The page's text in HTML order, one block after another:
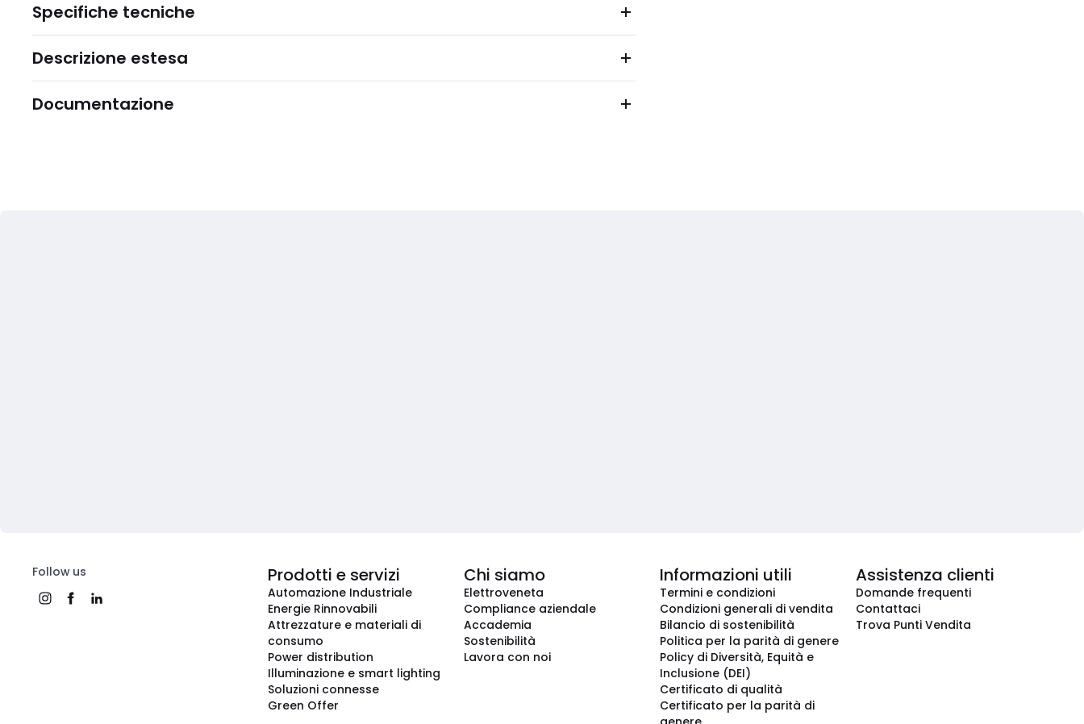
Specifiche tecniche
Descrizione estesa
Documentazione
Follow us Prodotti e servizi
Automazione Industriale
Energie Rinnovabili
Attrezzature e materiali di
consumo
Power distribution
Illuminazione e smart lighting
Soluzioni connesse
Green Offer
Chi siamo
Elettroveneta
Compliance aziendale
Accademia
Sostenibilità
Lavora con noi
Informazioni utili
Termini e condizioni
Condizioni generali di vendita
Bilancio di sostenibilità
Politica per la parità di genere
Policy di Diversità, Equità e
Inclusione (DEI)
Certificato di qualità
Certificato per la parità di
Assistenza clienti
Domande frequenti
Contattaci
Trova Punti Vendita